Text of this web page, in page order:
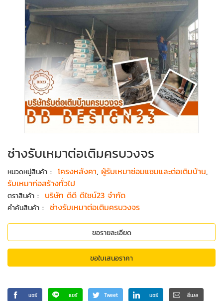
ช่างรับเหมาต่อเติมครบวงจร
หมวดหมู่สินค้า : โครงหลังคา, ผู้รับเหมาซ่อมแซมและต่อเติมบ้าน,
รับเหมาก่อสร้างทั่วไป
ตราสินค้า : บริษัท ดีดี ดีไซน์23 จำกัด
คำค้นสินค้า : ช่างรับเหมาต่อเติมครบวงจร
ขอรายละเอียด
ขอใบเสนอราคา
แชร์ แชร์ Tweet แชร์ อีเมล